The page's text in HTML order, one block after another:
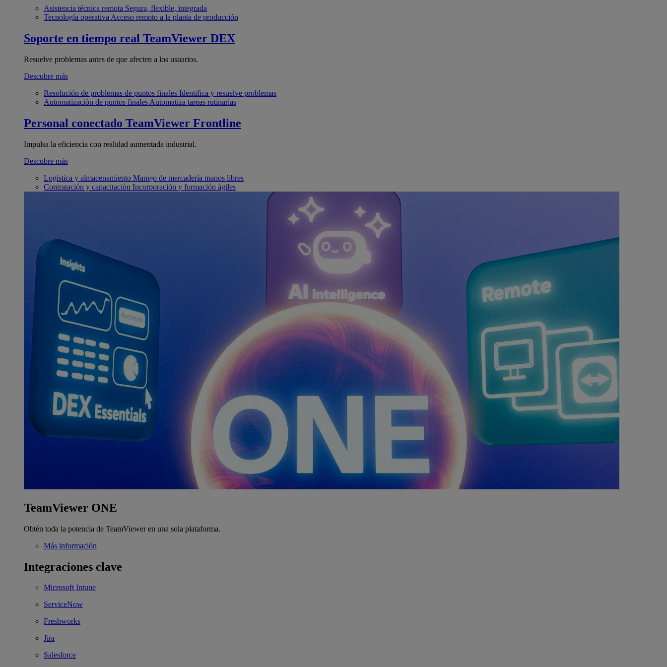
Asistencia técnica remota Segura, flexible, integrada
Tecnología operativa Acceso remoto a la planta de producción
Soporte en tiempo real TeamViewer DEX
Resuelve problemas antes de que afecten a los usuarios.
Descubre más
Resolución de problemas de puntos finales Identifica y resuelve problemas
Automatización de puntos finales Automatiza tareas rutinarias
Personal conectado TeamViewer Frontline
Impulsa la eficiencia con realidad aumentada industrial.
Descubre más
Logística y almacenamiento Manejo de mercadería manos libres
Contratación y capacitación Incorporación y formación ágiles
TeamViewer ONE
Obtén toda la potencia de TeamViewer en una sola plataforma.
Más información
Integraciones clave
Microsoft Intune
ServiceNow
Freshworks
Jira
Salesforce